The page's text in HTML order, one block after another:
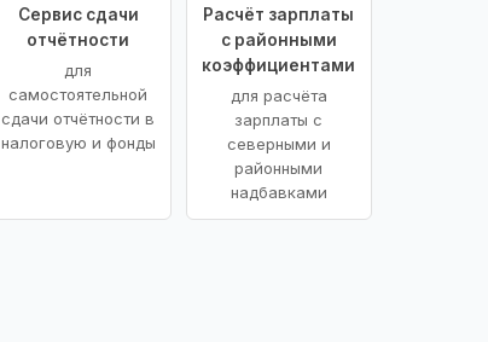
Сервис сдачи
отчётности
для
самостоятельной
сдачи отчётности в
налоговую и фонды
Расчёт зарплаты
с районными
коэффициентами
для расчёта
зарплаты с
северными и
районными
надбавками